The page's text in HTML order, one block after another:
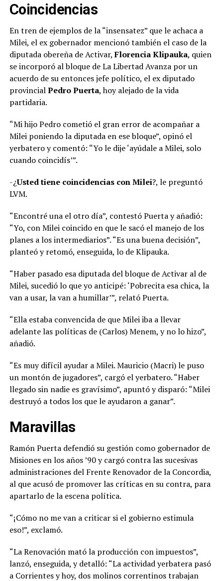
Coincidencias
En tren de ejemplos de la “insensatez” que le achaca a
Milei, el ex gobernador mencionó también el caso de la
diputada obereña de Activar,Florencia Klipauka, quien
se incorporó al bloque de La Libertad Avanza por un
acuerdo de su entonces jefe político, el ex diputado
provincialPedro Puerta, hoy alejado de la vida
partidaria.
“Mi hijo Pedro cometió el gran error de acompañar a
Milei poniendo la diputada en ese bloque”, opinó el
yerbatero y comentó: “Yo le dije ‘ayúdale a Milei, solo
cuando coincidís’”.
-¿Usted tiene coincidencias con Milei?, le preguntó
LVM.
“Encontré una el otro día”, contestó Puerta y añadió:
“Yo, con Milei coincido en que le sacó el manejo de los
planes a los intermediarios”. “Es una buena decisión”,
planteó y retomó, enseguida, lo de Klipauka.
“Haber pasado esa diputada del bloque de Activar al de
Milei, sucedió lo que yo anticipé: ‘Pobrecita esa chica, la
van a usar, la van a humillar’”, relató Puerta.
“Ella estaba convencida de que Milei iba a llevar
adelante las políticas de (Carlos) Menem, y no lo hizo”,
añadió.
“Es muy difícil ayudar a Milei. Mauricio (Macri) le puso
un montón de jugadores”, cargó el yerbatero. “Haber
llegado sin nadie es gravísimo”, apuntó y disparó: “Milei
destruyó a todos los que le ayudaron a ganar”.
Maravillas
Ramón Puerta defendió su gestión como gobernador de
Misiones en los años ’90 y cargó contra las sucesivas
administraciones del Frente Renovador de la Concordia,
al que acusó de promover las críticas en su contra, para
apartarlo de la escena política.
“¡Cómo no me van a criticar si el gobierno estimula
eso!”, exclamó.
“La Renovación mató la producción con impuestos”,
lanzó, enseguida, y detalló: “La actividad yerbatera pasó
a Corrientes y hoy, dos molinos correntinos trabajan